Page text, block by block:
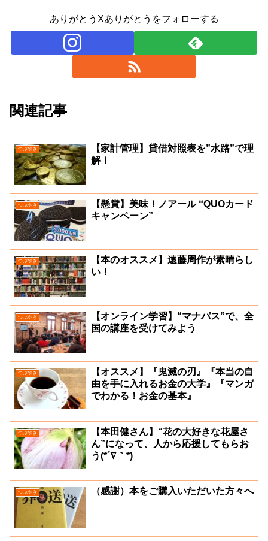
ありがとうXありがとうをフォローする
関連記事
つぶやき
【家計管理】貸借対照表を”水路”で理
解！
つぶやき
【懸賞】美味！ノアール “QUOカード
キャンペーン”
つぶやき
【本のオススメ】遠藤周作が素晴らし
い！
つぶやき
【オンライン学習】“マナパス”で、全
国の講座を受けてみよう
つぶやき
【オススメ】『鬼滅の刃』『本当の自
由を手に入れるお金の大学』『マンガ
でわかる！お金の基本』
つぶやき
【本田健さん】“花の大好きな花屋さ
ん”になって、人から応援してもらお
う(*´∇｀*)
つぶやき （感謝）本をご購入いただいた方々へ